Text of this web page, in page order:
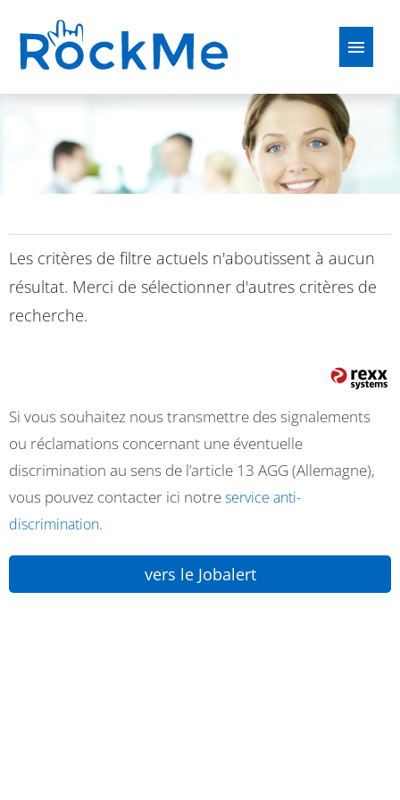
polonais
Offres d'emploi
Perspectives
Conseils d'application
FAQ
Les critères de filtre actuels n'aboutissent à aucun
résultat. Merci de sélectionner d'autres critères de
recherche.
Si vous souhaitez nous transmettre des signalements
ou réclamations concernant une éventuelle
discrimination au sens de l’article 13 AGG (Allemagne),
vous pouvez contacter ici notreservice anti-
discrimination.
vers le Jobalert